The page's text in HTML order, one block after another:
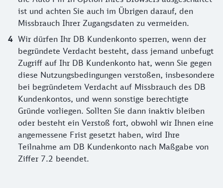
ist und achten Sie auch im Übrigen darauf, den
Missbrauch Ihrer Zugangsdaten zu vermeiden.
Wir dürfen Ihr DB Kundenkonto sperren, wenn der
begründete Verdacht besteht, dass jemand unbefugt
Zugriff auf Ihr DB Kundenkonto hat, wenn Sie gegen
diese Nutzungsbedingungen verstoßen, insbesondere
bei begründetem Verdacht auf Missbrauch des DB
Kundenkontos, und wenn sonstige berechtigte
Gründe vorliegen. Sollten Sie dann inaktiv bleiben
oder besteht ein Verstoß fort, obwohl wir Ihnen eine
angemessene Frist gesetzt haben, wird Ihre
Teilnahme am DB Kundenkonto nach Maßgabe von
Ziffer 7.2 beendet.